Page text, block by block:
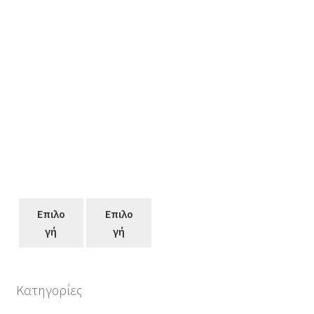
Επιλο
γή
Επιλο
γή
Κατηγορίες